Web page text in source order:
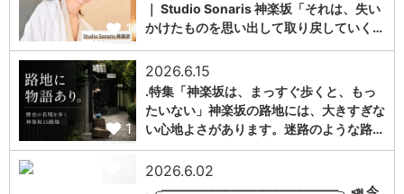
1
｜ Studio Sonaris 神楽坂「それは、失い
かけたものを思い出して取り戻していく…
1
2026.6.15
.特集「神楽坂は、まっすぐ歩くと、もっ
たいない」神楽坂の路地には、大きすぎな
い心地よさがあります。迷路のような路…
2026.6.02